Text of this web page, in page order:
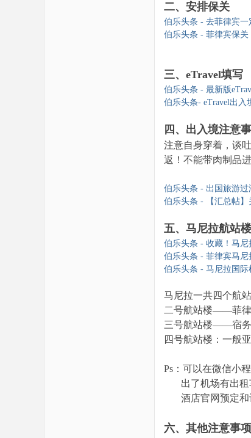
二、安排保关
伯乐头条 - 去菲律宾一
伯乐头条 - 菲律宾保关
三、eTravel填写
伯乐头条 - 最新版
伯乐头条- eTravel出入
四、出入境注意
注意自身穿着，谈
返！不能带肉制品
伯乐头条 - 出国旅游过
伯乐头条 -
【汇总帖
五、马尼拉航站楼
伯乐头条 - 收藏！马尼
伯乐头条 - 菲律宾马尼
伯乐头条 - 马尼拉国际
马尼拉一共四个航
二号航站楼——菲律
三号航站楼——宿务
四号航站楼：一般
Ps：可以在微信小
出了机场有出租车
酒店官网预定和
六、其他注意事项